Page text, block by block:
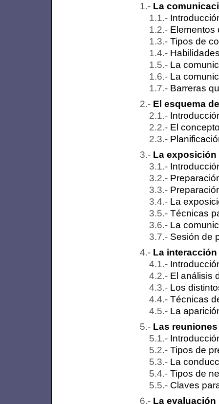
La
Elementos
Tipos de
La
La
Barreras
El esquema
El
La exposición
La
Técnicas
La
Sesión de
La
El análisis
Los
Técnicas
La
Las reuniones
Tipos de
La
Tipos de
Claves
La evaluación